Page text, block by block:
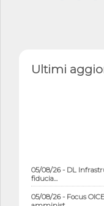
Ultimi
05/08/26 - DL
fiducia...
05/08/26 - Focus
amminist...